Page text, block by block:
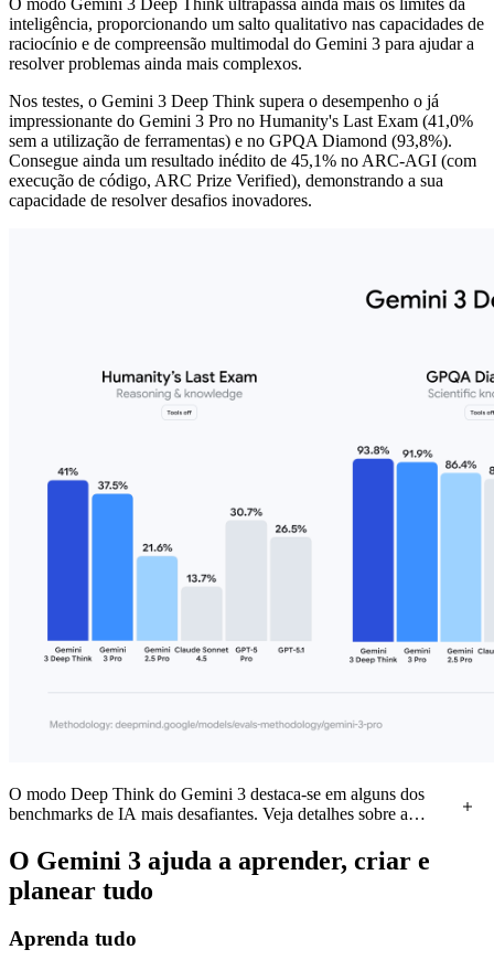
inteligência, proporcionando um salto qualitativo nas capacidades de
raciocínio e de compreensão multimodal do Gemini 3 para ajudar a
resolver problemas ainda mais complexos.
Nos testes, o Gemini 3 Deep Think supera o desempenho o já
impressionante do Gemini 3 Pro no Humanity's Last Exam (41,0%
sem a utilização de ferramentas) e no GPQA Diamond (93,8%).
Consegue ainda um resultado inédito de 45,1% no ARC-AGI (com
execução de código, ARC Prize Verified), demonstrando a sua
capacidade de resolver desafios inovadores.
O modo Deep Think do Gemini 3 destaca-se em alguns dos
benchmarks de IA mais desafiantes. Veja detalhes sobre a
O Gemini 3 ajuda a aprender, criar e
planear tudo
Aprenda tudo